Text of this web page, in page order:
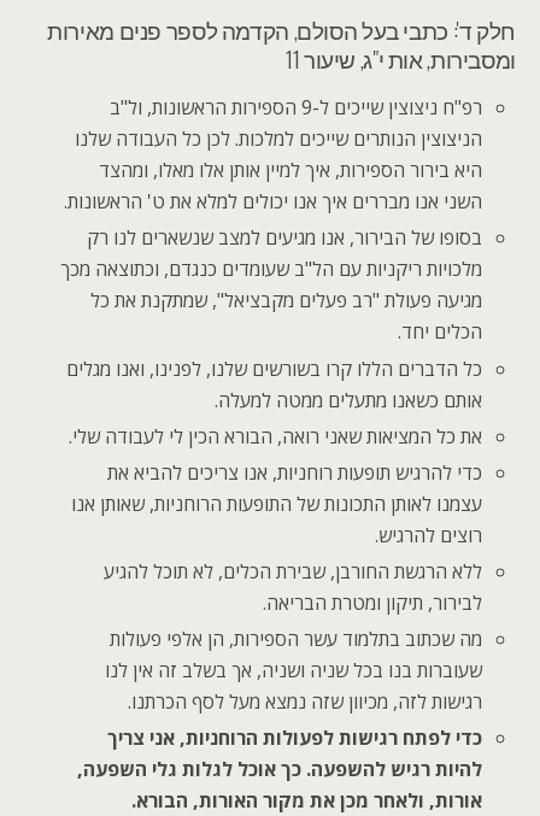
חלק ד': כתבי בעל הסולם, הקדמה לספר פנים מאירות
ומסבירות, אות י"ג, שיעור 11
רפ"ח ניצוצין שייכים ל-9 הספירות הראשונות, ול"ב
הניצוצין הנותרים שייכים למלכות. לכן כל העבודה שלנו
היא בירור הספירות, איך למיין אותן אלו מאלו, ומהצד
השני אנו מבררים איך אנו יכולים למלא את ט' הראשונות.
בסופו של הבירור, אנו מגיעים למצב שנשארים לנו רק
מלכויות ריקניות עם הל"ב שעומדים כנגדם, וכתוצאה מכך
מגיעה פעולת "רב פעלים מקבציאל", שמתקנת את כל
הכלים יחד.
כל הדברים הללו קרו בשורשים שלנו, לפנינו, ואנו מגלים
אותם כשאנו מתעלים ממטה למעלה.
את כל המציאות שאני רואה, הבורא הכין לי לעבודה שלי.
כדי להרגיש תופעות רוחניות, אנו צריכים להביא את
עצמנו לאותן התכונות של התופעות הרוחניות, שאותן אנו
רוצים להרגיש.
ללא הרגשת החורבן, שבירת הכלים, לא תוכל להגיע
לבירור, תיקון ומטרת הבריאה.
מה שכתוב בתלמוד עשר הספירות, הן אלפי פעולות
שעוברות בנו בכל שניה ושניה, אך בשלב זה אין לנו
רגישות לזה, מכיוון שזה נמצא מעל לסף הכרתנו.
כדי לפתח רגישות לפעולות הרוחניות, אני צריך
להיות רגיש להשפעה. כך אוכל לגלות גלי השפעה,
אורות, ולאחר מכן את מקור האורות, הבורא.